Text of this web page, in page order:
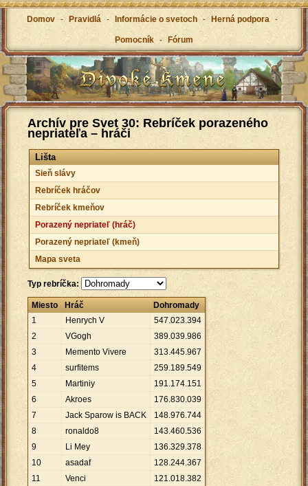
Domov - Pravidlá - Informácie o svetoch - Herná podpora -
Pomocník - Fórum
Archív pre Svet 30: Rebríček porazeného
nepriateľa – hráči
Lišta
Sieň slávy
Rebríček hráčov
Rebríček kmeňov
Porazený nepriateľ (hráč)
Porazený nepriateľ (kmeň)
Mapa sveta
Typ rebríčka:
Miesto Hráč
Dohromady
1
Henrych V 547.023.394
2
VGogh 389.039.986
3
Memento Vivere 313.445.967
4
surfitems 259.189.549
5
Martiniy 191.174.151
6
Akroes 176.830.039
7
Jack Sparow is BACK 148.976.744
8
ronaldo8 143.460.536
9
Li Mey 136.329.378
10
asadaf 128.244.367
11
Venci 121.018.382